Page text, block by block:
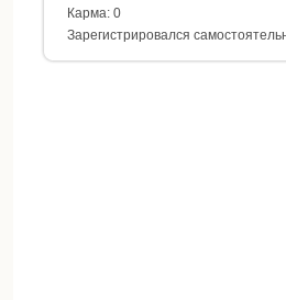
Карма: 0
Зарегистрировался